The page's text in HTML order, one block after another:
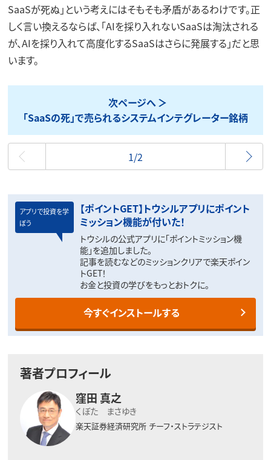
SaaSが死ぬ」という考えにはそもそも矛盾があるわけです。正
しく言い換えるならば、「AIを採り入れないSaaSは淘汰される
が、AIを採り入れて高度化するSaaSはさらに発展する」だと思
います。
次ページへ
「SaaSの死」で売られるシステムインテグレーター銘柄
最初
1/2
アプリで投資を学
ぼう
【ポイントGET】トウシルアプリにポイント
ミッション機能が付いた！
トウシルの公式アプリに「ポイントミッション機
能」を追加しました。
記事を読むなどのミッションクリアで楽天ポイン
トGET！
お金と投資の学びをもっとおトクに。
今すぐインストールする
著者プロフィール
窪田 真之
くぼた まさゆき
楽天証券経済研究所 チーフ・ストラテジスト